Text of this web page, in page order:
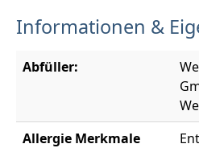
Informationen &
Abfüller:
Allergie Merkmale